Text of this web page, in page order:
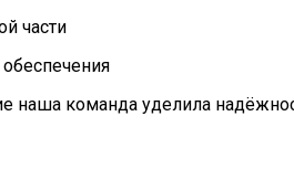
части
наша команда уделила